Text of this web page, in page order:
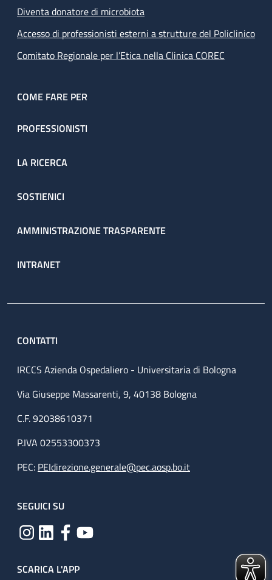
Diventa donatore di microbiota
Accesso di professionisti esterni a strutture del Policlinico
Comitato Regionale per l’Etica nella Clinica COREC
COME FARE PER
PROFESSIONISTI
LA RICERCA
SOSTIENICI
AMMINISTRAZIONE TRASPARENTE
INTRANET
CONTATTI
IRCCS Azienda Ospedaliero - Universitaria di Bologna
Via Giuseppe Massarenti, 9, 40138 Bologna
C.F. 92038610371
P.IVA 02553300373
PEC: PEIdirezione.generale@pec.aosp.bo.it
SEGUICI SU
SCARICA L'APP